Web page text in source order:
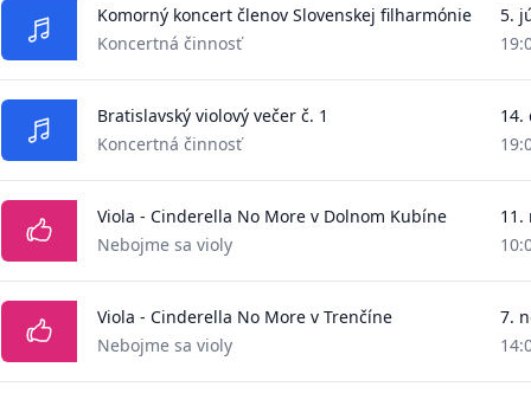
Komorný koncert členov Slovenskej filharmónie
Koncertná činnosť
5.
Bratislavský violový večer č. 1
Koncertná činnosť
14.
Viola - Cinderella No More v Dolnom Kubíne
Nebojme sa violy
11.
Viola - Cinderella No More v Trenčíne
Nebojme sa violy
7.